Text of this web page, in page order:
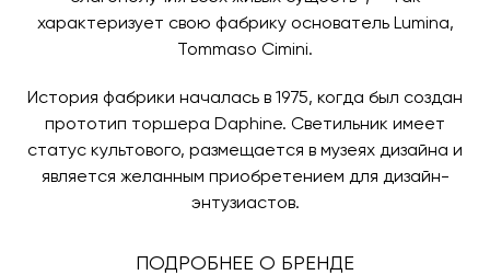
характеризует свою фабрику основатель Lumina,
Tommaso Cimini.
История фабрики началась в 1975, когда был создан
прототип торшера Daphine. Светильник имеет
статус культового, размещается в музеях дизайна и
является желанным приобретением для дизайн-
энтузиастов.
ПОДРОБНЕЕ О БРЕНДЕ